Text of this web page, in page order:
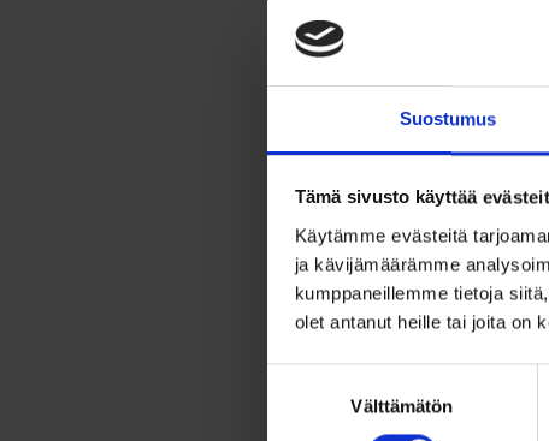
Suostumus
Tämä sivusto käyttää
Käytämme evästeitä
ja kävijämäärämme
kumppaneillemme tietoja
olet antanut heille tai joita on
Välttämätön